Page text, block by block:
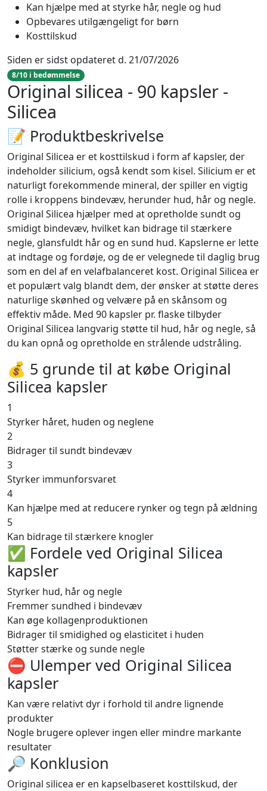
Kan hjælpe med at styrke hår, negle og hud
Opbevares utilgængeligt for børn
Kosttilskud
Siden er sidst opdateret d. 21/07/2026
8/10 i bedømmelse
Original silicea - 90 kapsler -
Silicea
📝 Produktbeskrivelse
Original Silicea er et kosttilskud i form af kapsler, der
indeholder silicium, også kendt som kisel. Silicium er et
naturligt forekommende mineral, der spiller en vigtig
rolle i kroppens bindevæv, herunder hud, hår og negle.
Original Silicea hjælper med at opretholde sundt og
smidigt bindevæv, hvilket kan bidrage til stærkere
negle, glansfuldt hår og en sund hud. Kapslerne er lette
at indtage og fordøje, og de er velegnede til daglig brug
som en del af en velafbalanceret kost. Original Silicea er
et populært valg blandt dem, der ønsker at støtte deres
naturlige skønhed og velvære på en skånsom og
effektiv måde. Med 90 kapsler pr. flaske tilbyder
Original Silicea langvarig støtte til hud, hår og negle, så
du kan opnå og opretholde en strålende udstråling.
💰 5 grunde til at købe Original
Silicea kapsler
1
Styrker håret, huden og neglene
2
Bidrager til sundt bindevæv
3
Styrker immunforsvaret
4
Kan hjælpe med at reducere rynker og tegn på ældning
5
Kan bidrage til stærkere knogler
✅ Fordele ved Original Silicea
kapsler
Styrker hud, hår og negle
Fremmer sundhed i bindevæv
Kan øge kollagenproduktionen
Bidrager til smidighed og elasticitet i huden
Støtter stærke og sunde negle
⛔️ Ulemper ved Original Silicea
kapsler
Kan være relativt dyr i forhold til andre lignende
produkter
Nogle brugere oplever ingen eller mindre markante
resultater
🔎 Konklusion
Original silicea er en kapselbaseret kosttilskud, der